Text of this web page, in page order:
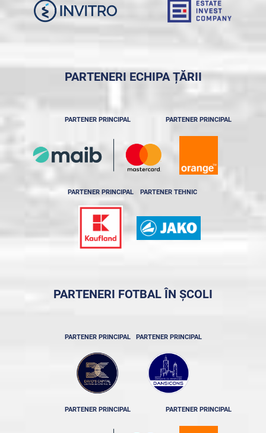
PARTENERI ECHIPA ȚĂRII
PARTENER PRINCIPAL PARTENER PRINCIPAL
PARTENER PRINCIPAL PARTENER TEHNIC
PARTENERI FOTBAL ÎN ȘCOLI
PARTENER PRINCIPAL PARTENER PRINCIPAL
PARTENER PRINCIPAL PARTENER PRINCIPAL